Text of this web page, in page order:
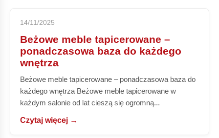
14/11/2025
Beżowe meble tapicerowane –
ponadczasowa baza do każdego
wnętrza
Beżowe meble tapicerowane – ponadczasowa baza do
każdego wnętrza Beżowe meble tapicerowane w
każdym salonie od lat cieszą się ogromną...
Czytaj więcej →